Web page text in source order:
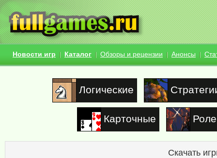
Новости игр Каталог Обзоры и рецензии Анонсы
Логические
Карточные
Скачать